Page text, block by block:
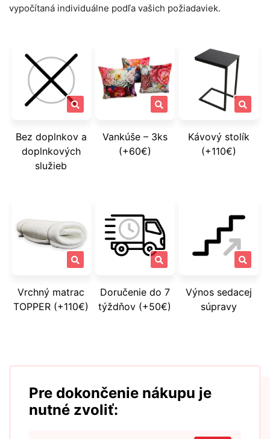
vypočítaná individuálne podľa vašich požiadaviek.
Bez doplnkov a
doplnkových
služieb
Vankúše – 3ks
(+60€)
Kávový stolík
(+110€)
Vrchný matrac
TOPPER (+110€)
Doručenie do 7
týždňov (+50€)
Výnos sedacej
súpravy
Pre dokončenie nákupu je
nutné zvoliť: